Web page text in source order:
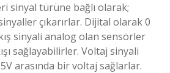
sinyal türüne bağlı olarak;
çıkarırlar. Dijital olarak 0
sinyali analog olan sensörler
sağlayabilirler. Voltaj sinyali
arasında bir voltaj sağlarlar.